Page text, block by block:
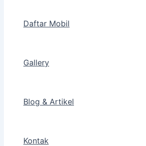
Daftar Mobil
Gallery
Blog & Artikel
Kontak